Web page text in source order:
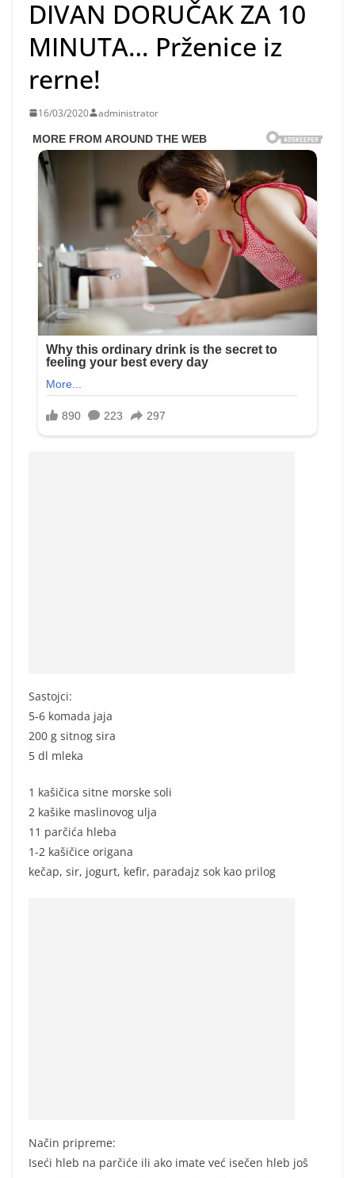
DIVAN DORUČAK ZA 10
MINUTA… Prženice iz
rerne!
16/03/2020 administrator
Sastojci:
5-6 komada jaja
200 g sitnog sira
5 dl mleka
1 kašičica sitne morske soli
2 kašike maslinovog ulja
11 parčića hleba
1-2 kašičice origana
kečap, sir, jogurt, kefir, paradajz sok kao prilog
Način pripreme:
Iseći hleb na parčiće ili ako imate već isečen hleb još